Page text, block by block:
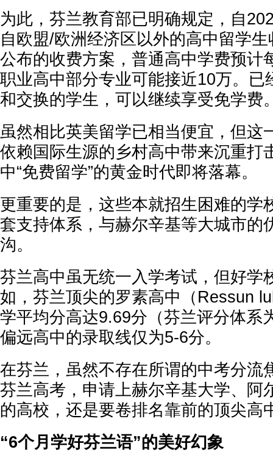
为此，芬兰教育部已明确规定，自
自欧盟/欧洲经济区以外的高中留学
公布的收费方案，普通高中学费预计
职业高中部分专业可能接近10万。已
和交换的学生，可以继续享受免学费
虽然相比英美留学已相当便宜，但这
依赖国际生源的乡村高中带来沉重打
中“免费留学”的黄金时代即将落幕。
更重要的是，这些本就招生困难的学
套支持体系，与赫尔辛基等大城市的
沟。
芬兰高中虽无统一入学考试，但好学
如，芬兰顶尖的罗素高中（Ressun
学平均分高达9.69分（芬兰评分体系
偏远高中的录取线仅为5-6分。
在芬兰，虽然不存在所谓的中考分流
芬兰高考，申请上赫尔辛基大学、阿
的高校，还是要卷排名靠前的顶尖高
“6个月学好芬兰语”的美好幻象